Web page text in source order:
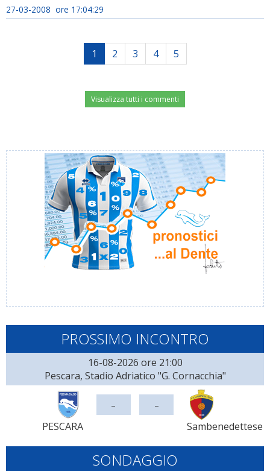
27-03-2008 ore 17:04:29
1 2 3 4 5
Visualizza tutti i commenti
PROSSIMO INCONTRO
16-08-2026 ore 21:00
Pescara, Stadio Adriatico "G. Cornacchia"
PESCARA
- -
Sambenedettese
SONDAGGIO